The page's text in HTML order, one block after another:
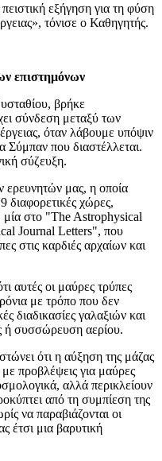
εξήγηση για τη φύση
τόνισε ο Καθηγητής.
επιστημόνων
βρήκε
σύνδεση μεταξύ των
όταν λάβουμε υπόψιν
Σύμπαν που διαστέλλεται.
σύζευξη.
ερευνητών μας, η οποία
διαφορετικές χώρες,
μία στο "The Astrophysical
Journal Letters", που
στις καρδιές αρχαίων και
αυτές οι μαύρες τρύπες
με τρόπο που δεν
διαδικασίες γαλαξιών και
ή συσσώρευση αερίου.
ότι η αύξηση της μάζας
προβλέψεις για μαύρες
αλλά περικλείουν
από τη συμπίεση της
να παραβιάζονται οι
έτσι μια βαρυτική